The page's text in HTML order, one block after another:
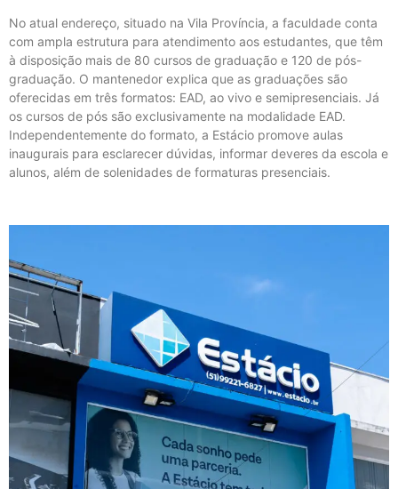
No atual endereço, situado na Vila Província, a faculdade conta
com ampla estrutura para atendimento aos estudantes, que têm
à disposição mais de 80 cursos de graduação e 120 de pós-
graduação. O mantenedor explica que as graduações são
oferecidas em três formatos: EAD, ao vivo e semipresenciais. Já
os cursos de pós são exclusivamente na modalidade EAD.
Independentemente do formato, a Estácio promove aulas
inaugurais para esclarecer dúvidas, informar deveres da escola e
alunos, além de solenidades de formaturas presenciais.